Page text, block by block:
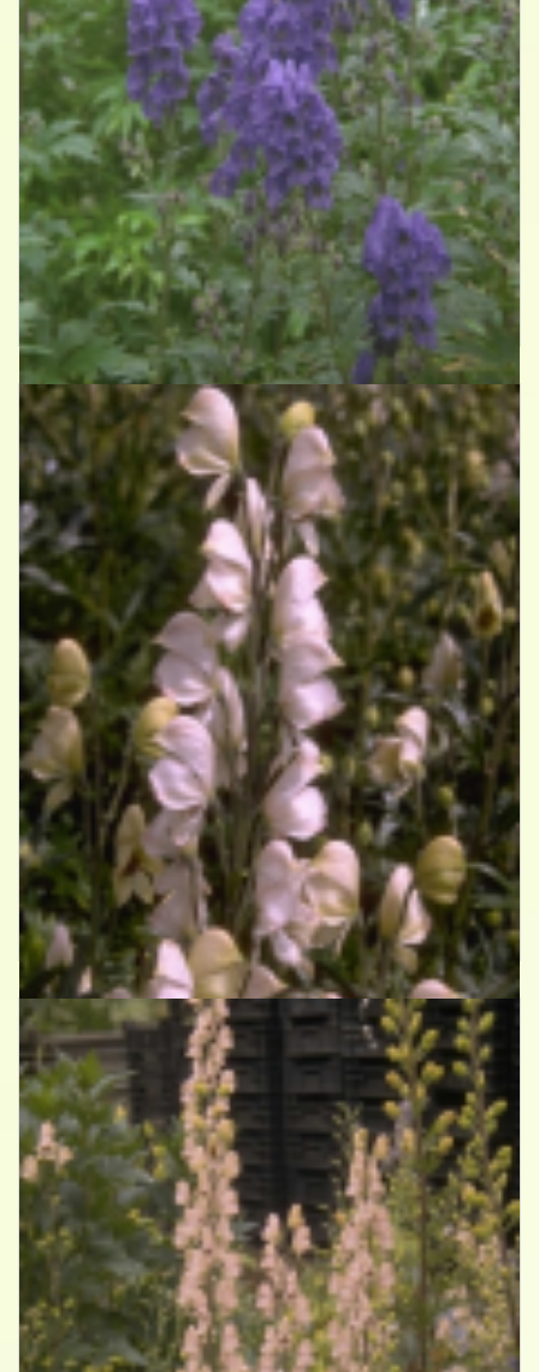
Azuren monnikskap
Aconitum carmichaelii 'Arendsii'
Blauwe monnikskap
Aconitum napellus 'Rubellum'